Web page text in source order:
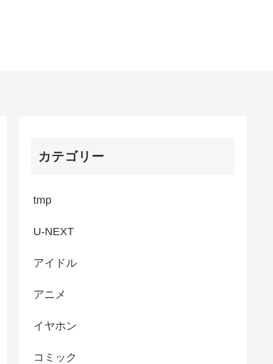
カテゴリー
tmp
U-NEXT
アイドル
アニメ
イヤホン
コミック